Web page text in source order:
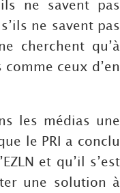
ne savent pas
ne savent pas
cherchent qu’à
ceux d’en
les médias une
le PRI a conclu
et qu’il s’est
une solution à